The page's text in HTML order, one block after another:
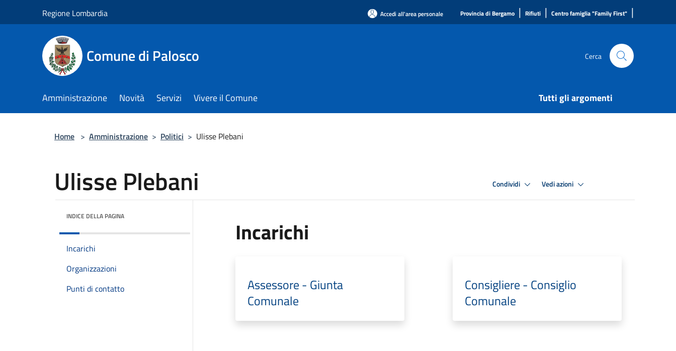
Regione Lombardia Accedi all'area personale Provincia di Bergamo | Rifiuti | Centro famiglia "Family First" |
Comune di Palosco Cerca
Amministrazione Novità Servizi Vivere il Comune Tutti gli argomenti
Home > Amministrazione > Politici > Ulisse Plebani
Ulisse Plebani Condividi Vedi azioni
INDICE DELLA PAGINA
Incarichi
Organizzazioni
Punti di contatto
Incarichi
Assessore - Giunta
Comunale
Consigliere - Consiglio
Comunale